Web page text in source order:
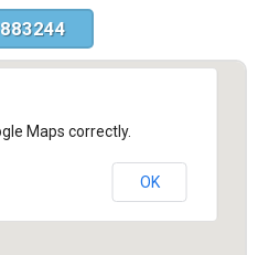
Maps correctly.
OK